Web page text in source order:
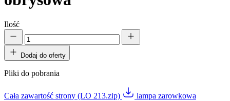
Ilość
Dodaj do oferty
Pliki do pobrania
Cała zawartość strony (LO 213.zip)
lampa zarowkowa